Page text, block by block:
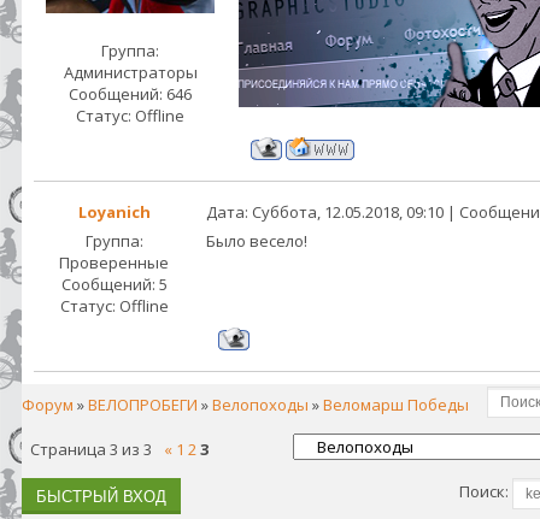
Группа:
Администраторы
Сообщений: 646
Статус: Offline
Loyanich
Дата: Суббота, 12.05.2018, 09:10 |
Группа:
Проверенные
Сообщений: 5
Статус: Offline
Было весело!
Форум »ВЕЛОПРОБЕГИ »Велопоходы »Веломарш Победы
Страница 3 из 3 « 1 23
Поиск: